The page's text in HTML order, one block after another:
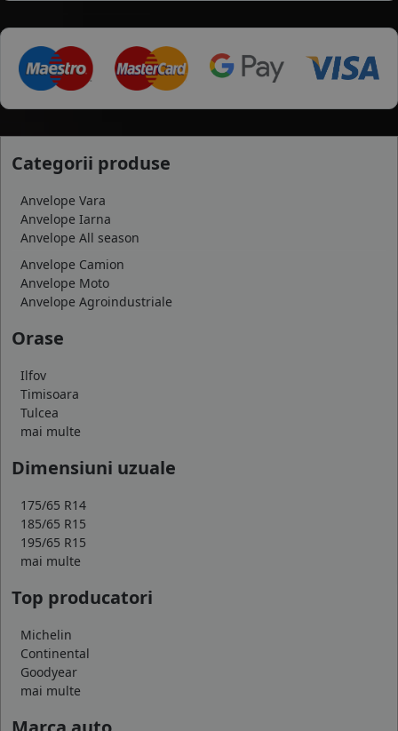
Categorii produse
Anvelope Vara
Anvelope Iarna
Anvelope All season
Anvelope Camion
Anvelope Moto
Anvelope Agroindustriale
Orase
Ilfov
Timisoara
Tulcea
mai multe
Dimensiuni uzuale
175/65 R14
185/65 R15
195/65 R15
mai multe
Top producatori
Michelin
Continental
Goodyear
mai multe